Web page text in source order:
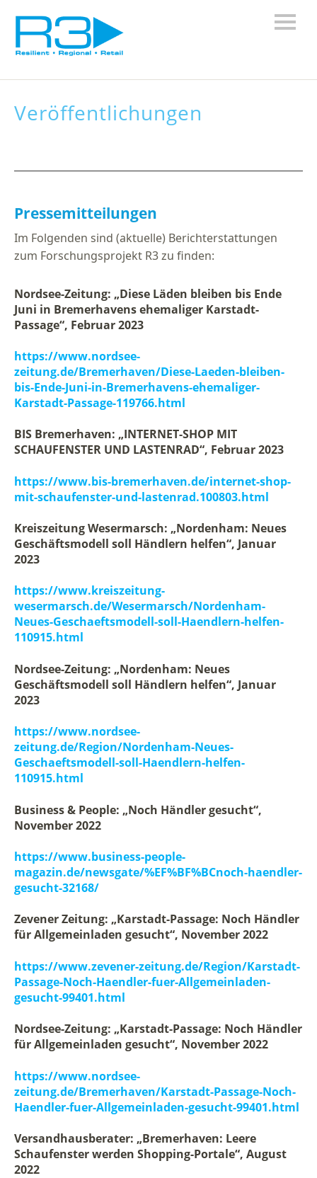
Veröffentlichungen
Pressemitteilungen
Im Folgenden sind (aktuelle) Berichterstattungen
zum Forschungsprojekt R3 zu finden:
Nordsee-Zeitung: „Diese Läden bleiben bis Ende
Juni in Bremerhavens ehemaliger Karstadt-
Passage“, Februar 2023
https://www.nordsee-
zeitung.de/Bremerhaven/Diese-Laeden-bleiben-
bis-Ende-Juni-in-Bremerhavens-ehemaliger-
Karstadt-Passage-119766.html
BIS Bremerhaven: „INTERNET-SHOP MIT
SCHAUFENSTER UND LASTENRAD“, Februar 2023
https://www.bis-bremerhaven.de/internet-shop-
mit-schaufenster-und-lastenrad.100803.html
Kreiszeitung Wesermarsch: „Nordenham: Neues
Geschäftsmodell soll Händlern helfen“, Januar
2023
https://www.kreiszeitung-
wesermarsch.de/Wesermarsch/Nordenham-
Neues-Geschaeftsmodell-soll-Haendlern-helfen-
110915.html
Nordsee-Zeitung: „Nordenham: Neues
Geschäftsmodell soll Händlern helfen“, Januar
2023
https://www.nordsee-
zeitung.de/Region/Nordenham-Neues-
Geschaeftsmodell-soll-Haendlern-helfen-
110915.html
Business & People: „Noch Händler gesucht“,
November 2022
https://www.business-people-
magazin.de/newsgate/%EF%BF%BCnoch-haendler-
gesucht-32168/
Zevener Zeitung: „Karstadt-Passage: Noch Händler
für Allgemeinladen gesucht“, November 2022
https://www.zevener-zeitung.de/Region/Karstadt-
Passage-Noch-Haendler-fuer-Allgemeinladen-
gesucht-99401.html
Nordsee-Zeitung: „Karstadt-Passage: Noch Händler
für Allgemeinladen gesucht“, November 2022
https://www.nordsee-
zeitung.de/Bremerhaven/Karstadt-Passage-Noch-
Haendler-fuer-Allgemeinladen-gesucht-99401.html
Versandhausberater: „Bremerhaven: Leere
Schaufenster werden Shopping-Portale“, August
2022